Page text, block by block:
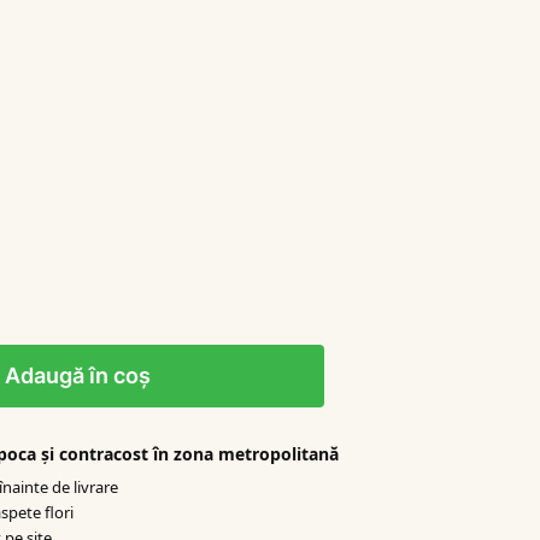
Adaugă în coș
şi contracost în zona metropolitană
de livrare
flori